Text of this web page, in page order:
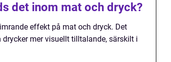
det inom mat och dryck?
effekt på mat och dryck. Det
mer visuellt tilltalande, särskilt i